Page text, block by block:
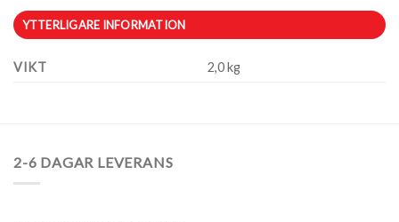
YTTERLIGARE INFORMATION
VIKT 2,0 kg
2-6 DAGAR LEVERANS